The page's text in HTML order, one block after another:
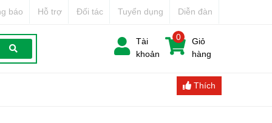
báo Hỗ trợ Đối tác Tuyển dụng Diễn đàn
Tài
khoản
0
Giỏ
hàng
Thích